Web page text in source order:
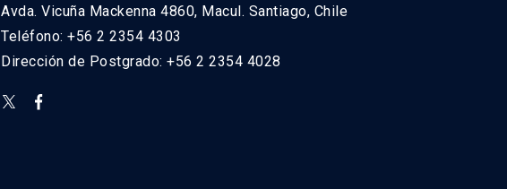
Avda. Vicuña Mackenna 4860, Macul. Santiago, Chile
Teléfono: +56 2 2354 4303
Dirección de Postgrado: +56 2 2354 4028